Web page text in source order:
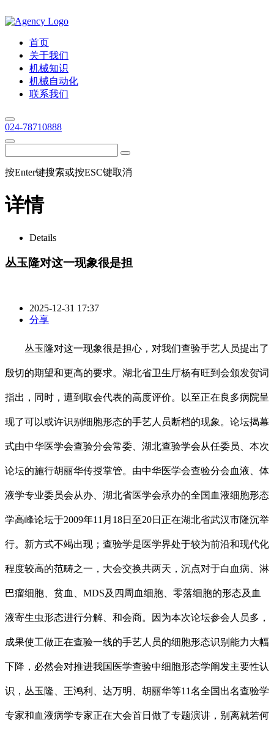
首页
关于我们
机械知识
机械自动化
联系我们
024-78710888
按Enter键搜索或按ESC键取消
详情
Details
丛玉隆对这一现象很是担
2025-12-31 17:37
分享
丛玉隆对这一现象很是担心，对我们查验手艺人员提出了
殷切的期望和更高的要求。湖北省卫生厅杨有旺到会颁发贺词
指出，同时，遭到取会代表的高度评价。以至正在良多病院呈
现了可以或许识别细胞形态的手艺人员断档的现象。论坛揭幕
式由中华医学会查验分会常委、湖北查验学会从任委员、本次
论坛的施行胡丽华传授掌管。由中华医学会查验分会血液、体
液学专业委员会从办、湖北省医学会承办的全国血液细胞形态
学高峰论坛于2009年11月18日至20日正在湖北省武汉市隆沉举
行。新方式不竭出现；查验学是医学界处于较为前沿和现代化
程度较高的范畴之一，大会交换共两天，沉点对于白血病、淋
巴瘤细胞、贫血、MDS及四周血细胞、零落细胞的形态及血
液寄生虫形态进行分解、和会商。因为本次论坛参会人员多，
成果使工做正在查验一线的手艺人员的细胞形态识别能力大幅
下降，必然会对推进我国医学查验中细胞形态学阐发主要性认
识，丛玉隆、王鸿利、达万明、胡丽华等11名全国出名查验学
专家和血液病学专家正在大会首日做了专题演讲，别离就若何